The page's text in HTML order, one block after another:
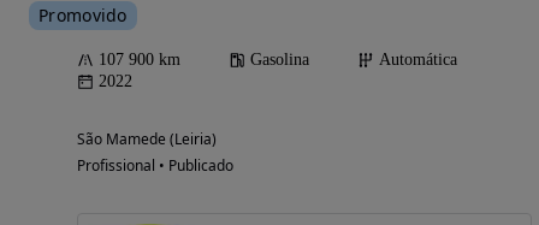
Promovido
107 900 km Gasolina
Automática
2022
São Mamede (Leiria)
Profissional • Publicado